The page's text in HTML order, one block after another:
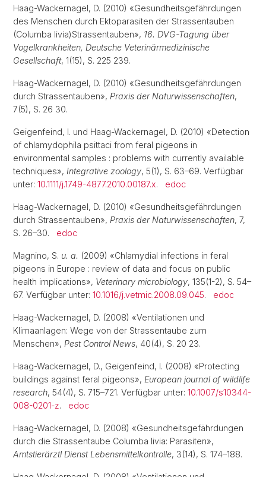
Haag-Wackernagel, D. (2010) «Gesundheitsgefährdungen
des Menschen durch Ektoparasiten der Strassentauben
(Columba livia)Strassentauben», 16. DVG-Tagung über
Vogelkrankheiten, Deutsche Veterinärmedizinische
Gesellschaft, 1(15), S. 225 239.
Haag-Wackernagel, D. (2010) «Gesundheitsgefährdungen
durch Strassentauben», Praxis der Naturwissenschaften,
7(5), S. 26 30.
Geigenfeind, I. und Haag-Wackernagel, D. (2010) «Detection
of chlamydophila psittaci from feral pigeons in
environmental samples : problems with currently available
techniques», Integrative zoology, 5(1), S. 63–69. Verfügbar
unter: 10.1111/j.1749-4877.2010.00187.x. edoc
Haag-Wackernagel, D. (2010) «Gesundheitsgefährdungen
durch Strassentauben», Praxis der Naturwissenschaften, 7,
S. 26–30. edoc
Magnino, S. u. a. (2009) «Chlamydial infections in feral
pigeons in Europe : review of data and focus on public
health implications», Veterinary microbiology, 135(1-2), S. 54–
67. Verfügbar unter: 10.1016/j.vetmic.2008.09.045. edoc
Haag-Wackernagel, D. (2008) «Ventilationen und
Klimaanlagen: Wege von der Strassentaube zum
Menschen», Pest Control News, 40(4), S. 20 23.
Haag-Wackernagel, D., Geigenfeind, I. (2008) «Protecting
buildings against feral pigeons», European journal of wildlife
research, 54(4), S. 715–721. Verfügbar unter: 10.1007/s10344-
008-0201-z. edoc
Haag-Wackernagel, D. (2008) «Gesundheitsgefährdungen
durch die Strassentaube Columba livia: Parasiten»,
Amtstierärztl Dienst Lebensmittelkontrolle, 3(14), S. 174–188.